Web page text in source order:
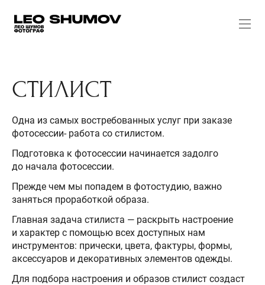
СТИЛИСТ
Одна из самых востребованных услуг при заказе
фотосессии- работа со стилистом.
Подготовка к фотосессии начинается задолго
до начала фотосессии.
Прежде чем мы попадем в фотостудию, важно
заняться проработкой образа.
Главная задача стилиста — раскрыть настроение
и характер с помощью всех доступных нам
инструментов: прически, цвета, фактуры, формы,
аксессуаров и декоративных элементов одежды.
Для подбора настроения и образов стилист создаст